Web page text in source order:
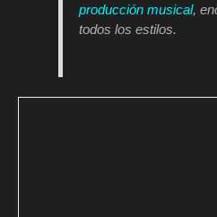
producción musical,
todos los estilos.